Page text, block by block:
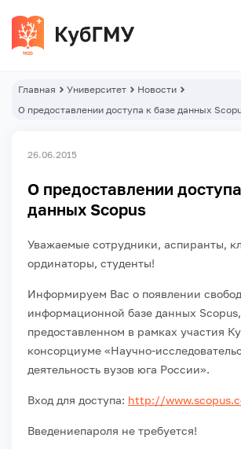
Главная Университет
Новости
О предоставлении доступа к базе данных
26.06.2015
О предоставлении
данных Scopus
Уважаемые сотрудники, аспиранты,
ординаторы, студенты!
Информируем Вас о появлении
информационной базе данных Scopus,
предоставленном в рамках участия
консорциуме «Научно-
деятельность вузов юга России».
Вход для доступа: http://
Введениепароля не требуется!